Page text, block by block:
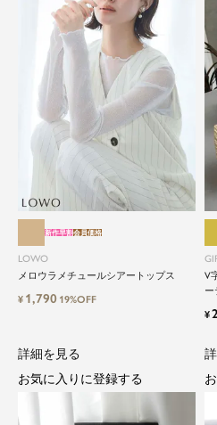
LOWO
メロウラメチュールシアートップス
新作早割会員価格
¥ 1,790 19%OFF
V
ー
¥
詳細を見る
お気に入りに登録する